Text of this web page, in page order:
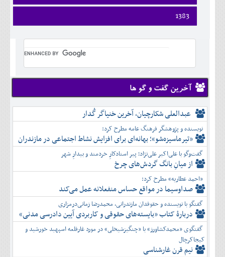
اسفند
دی
بهمن
آبان
آذر
دی
بهمن
شهريور
مهر
آبان
آذر
تير
مرداد
شهريور
مهر
دی
بهمن
اسفند
ارديبهشت
خرداد
تير
مرداد
آبان
آذر
دی
بهمن
اسفند
فروردين
ارديبهشت
خرداد
شهريور
مهر
آبان
آذر
دی
بهمن
اسفند
1383
فروردين
تير
مرداد
شهريور
مهر
آبان
آذر
دی
بهمن
اسفند
آخرین گفت و گو ها
عبدالعلی شکارچیان، آخرین خنیاگر گُدار
نویسنده و پژوهشگر فرهنگ عامه مطرح کرد:
«تیرماسیزه‌شو»؛ بهانه‌ای برای افزایش نشاط اجتماعی در مازندران
گفت‌وگو با علی‌اکبر علی‌نژاد؛ پیر استادکارِ خردمند و بیدارِ شهر
از میانِ بانگ گردش‌های چرخ
«احمد عطاریه» مطرح کرد:
صداوسیما در مواقع حساس منفعلانه عمل می‌کند
گفتگو با نویسنده و حقوقدان مازندرانی، محمدرضا زمانی‌درمزاری
دربارۀ کتاب ”بایسته‌های حقوقی و کاربردی آیین دادرسی مدنی»
گفتگوی «محمدکشاورز» با «چنگیزشیخلی» در مورد غارقلعه اسپهبد خورشید و
کیجاکرچال
نیم قرن غارشناسی